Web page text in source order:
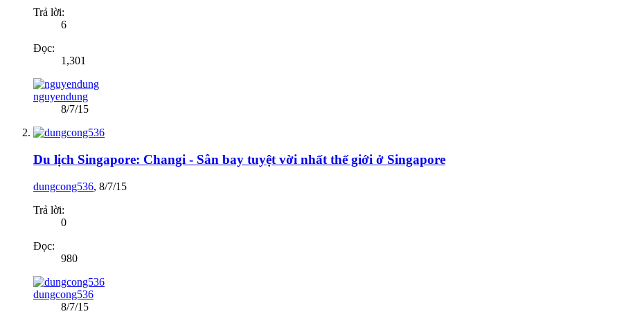
Trả lời:
6
Đọc:
1,301
nguyendung
8/7/15
Du lịch Singapore: Changi - Sân bay tuyệt vời nhất thế giới ở Singapore
dungcong536, 8/7/15
Trả lời:
0
Đọc:
980
dungcong536
8/7/15